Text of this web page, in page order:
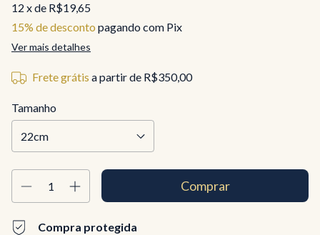
12 x de R$19,65
15% de desconto pagando com Pix
Ver mais detalhes
Frete grátis a partir de R$350,00
Tamanho
Compra protegida